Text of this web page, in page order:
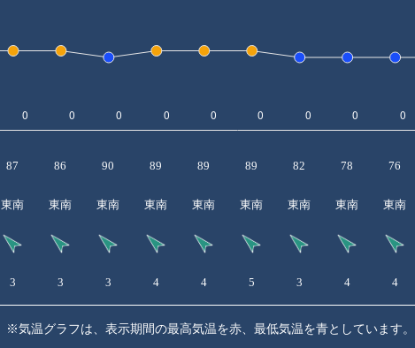
87 86 90 89 89 89 82 78 76
東南 東南 東南 東南 東南 東南 東南 東南 東南
3 3 3 4 4 5 3 4 4
※気温グラフは、表示期間の最高気温を赤、最低気温を青としています。